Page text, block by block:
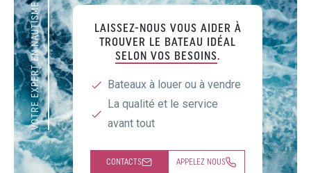
VOTRE EXPERT EN NAUTISME
LAISSEZ-NOUS VOUS AIDER À
TROUVER LE BATEAU IDÉAL
SELON VOS BESOINS.
Bateaux à louer ou à vendre
La qualité et le service
avant tout
CONTACTS APPELEZ NOUS